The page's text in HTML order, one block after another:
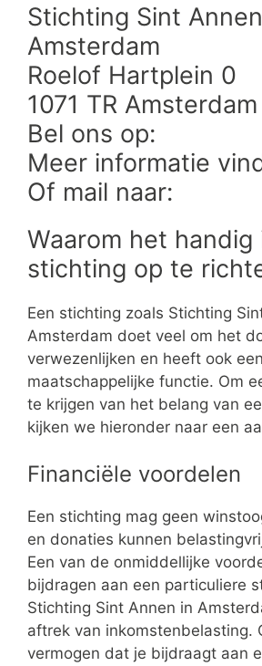
Stichting Sint
Amsterdam
Roelof Hartplein 0
1071 TR Amsterdam
Bel ons op:
Meer informatie
Of mail naar:
Waarom het handig
stichting op te
Een stichting zoals Stichting
Amsterdam doet veel om het
verwezenlijken en heeft ook
maatschappelijke functie. Om
te krijgen van het belang van
kijken we hieronder naar een
Financiële voordelen
Een stichting mag geen
en donaties kunnen
Een van de onmiddellijke
bijdragen aan een particuliere
Stichting Sint Annen in
aftrek van inkomstenbelasting.
vermogen dat je bijdraagt aan